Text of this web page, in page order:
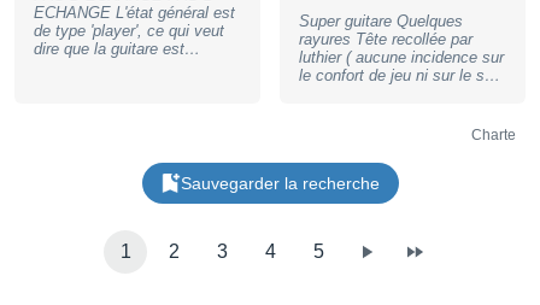
ECHANGE L'état général est
de type 'player', ce qui veut
dire que la guitare est
micros ont été upgradé par
des Flame Tone '59 Classic
(Les micros d'origine ne sont
Super guitare Quelques
rayures Tête recollée par
luthier ( aucune incidence sur
le confort de jeu ni sur le son
voir,
Charte
Sauvegarder la recherche
1 2 3 4 5